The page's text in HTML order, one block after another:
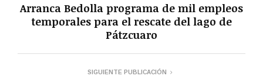
Arranca Bedolla programa de mil empleos
temporales para el rescate del lago de
Pátzcuaro
SIGUIENTE PUBLICACIÓN